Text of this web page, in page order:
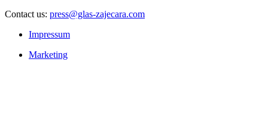
Contact us: press@glas-zajecara.com
Impressum
Marketing